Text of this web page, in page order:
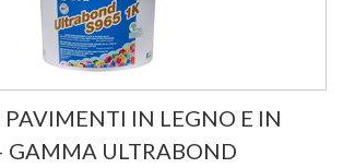
PAVIMENTI IN LEGNO E IN
GAMMA ULTRABOND